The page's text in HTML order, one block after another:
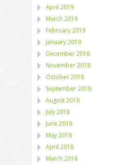
April 2019
March 2019
February 2019
January 2019
December 2018
November 2018
October 2018
September 2018
August 2018
July 2018
June 2018
May 2018
April 2018
March 2018